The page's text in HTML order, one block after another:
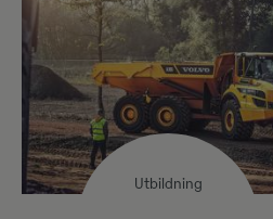
Utbildning